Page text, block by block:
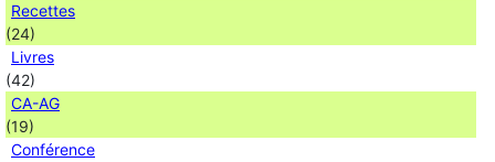
Recettes
(24)
Livres
(42)
CA-AG
(19)
Conférence